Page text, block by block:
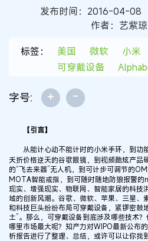
发布时间：2016-04-08
作者：艺紫琼
标签：
美国 微软 小米
可穿戴设备
字号: + -
【引言】
从能计心动不能计时的小米手环，到功
夭折价格逆天的谷歌眼镜，到视频酷炫产品
的“飞去来器”无人机，到可计步可调节的
MOTA智能戒指，到可随时随地防狼报警
现实、增强现实、物联网、智能家居的科技
域的创新风潮。谷歌、微软、苹果、三星、
和科技巨头纷纷布局可穿戴设备，紧锣密鼓
土”。那么，可穿戴设备到底涉及哪些技术
哪里市场最大呢？知产力对WIPO最新公布
析报告进行了整理、总结，或许可以让你找